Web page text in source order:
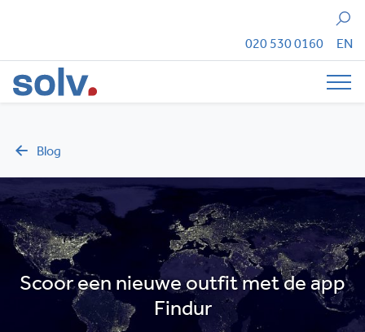
Zoeken
020 530 0160 EN
Blog
Scoor een nieuwe outfit met de app
Findur